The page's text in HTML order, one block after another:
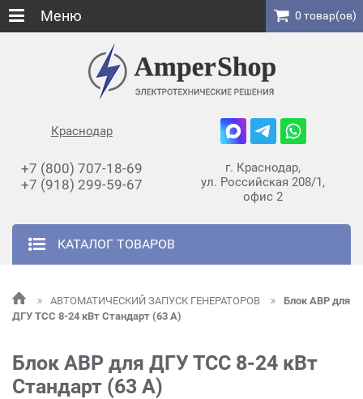
Краснодар
+7 (800) 707-18-69
+7 (918) 299-59-67
г. Краснодар,
ул. Российская 208/1,
офис 2
КАТАЛОГ ТОВАРОВ
Меню 0 товар(ов)
АВТОМАТИЧЕСКИЙ ЗАПУСК ГЕНЕРАТОРОВ
Блок АВР для
ДГУ ТСС 8-24 кВт Стандарт (63 А)
Блок АВР для ДГУ ТСС 8-24 кВт
Стандарт (63 А)